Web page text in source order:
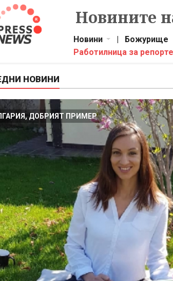
Новините
Новини | Божурище
Работилница за
НОВИНИ
ДОБРИЯТ ПРИМЕР